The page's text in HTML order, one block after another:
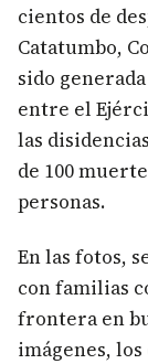
cientos de
Catatumbo,
sido
entre el
las
de 100
personas.
En las fotos,
con familias
frontera en
imágenes,